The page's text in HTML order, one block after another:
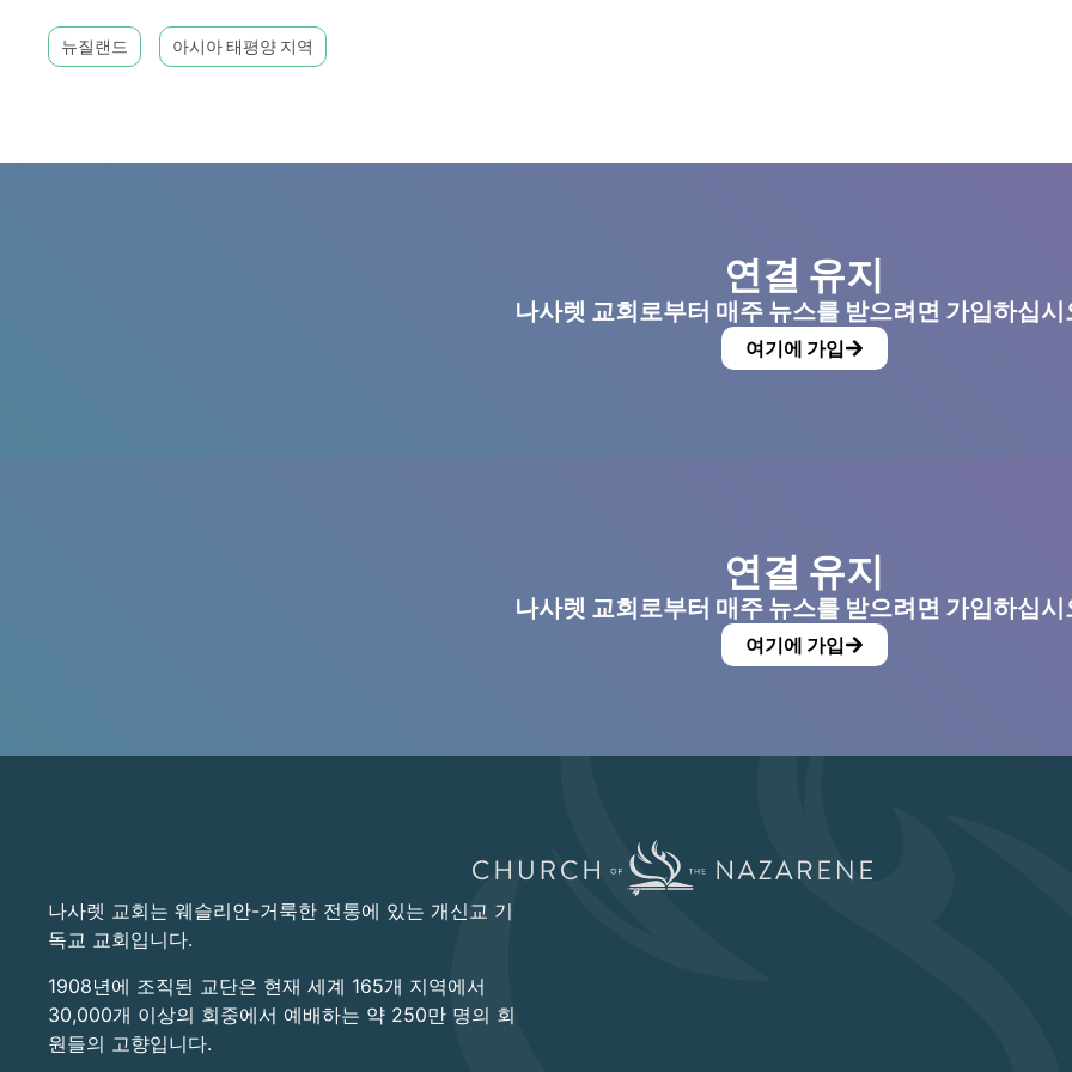
뉴질랜드 아시아 태평양 지역
연결 유지
나사렛 교회로부터 매주 뉴스를 받으려면 가입하십시
여기에 가입
연결 유지
나사렛 교회로부터 매주 뉴스를 받으려면 가입하십시
여기에 가입
나사렛 교회는 웨슬리안-거룩한 전통에 있는 개신교 기
독교 교회입니다.
1908년에 조직된 교단은 현재 세계 165개 지역에서
30,000개 이상의 회중에서 예배하는 약 250만 명의 회
원들의 고향입니다.